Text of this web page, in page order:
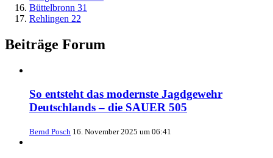
Büttelbronn 31
Rehlingen 22
Beiträge Forum
So entsteht das modernste Jagdgewehr
Deutschlands – die SAUER 505
Bernd Posch 16. November 2025 um 06:41